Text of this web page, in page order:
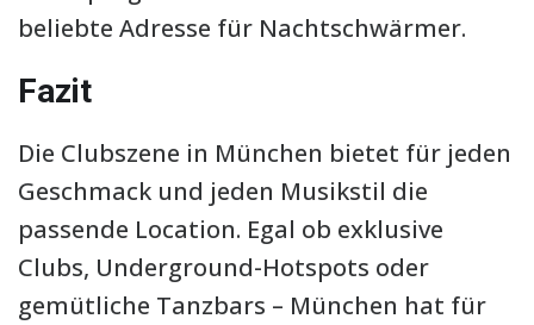
beliebte Adresse für Nachtschwärmer.
Fazit
Die Clubszene in München bietet für jeden
Geschmack und jeden Musikstil die
passende Location. Egal ob exklusive
Clubs, Underground-Hotspots oder
gemütliche Tanzbars – München hat für